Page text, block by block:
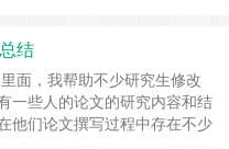
云有鄙视老师之嫌，而作为
文则认为马云说的很中肯、很
析过大学老师为什么喜欢守旧
续阅读 »
结
，我帮助不少研究生修改
一些人的论文的研究内容和结
他们论文撰写过程中存在不少